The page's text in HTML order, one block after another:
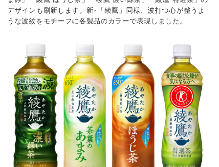
デザインも刷新します。新･「綾鷹」同様、波打つ心が整うよ
うな波紋をモチーフに各製品のカラーで表現しました。